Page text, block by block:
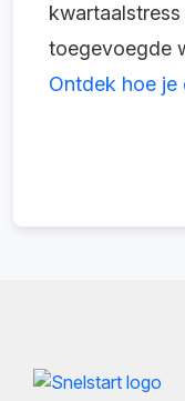
toegevoegde
Ontdek hoe je